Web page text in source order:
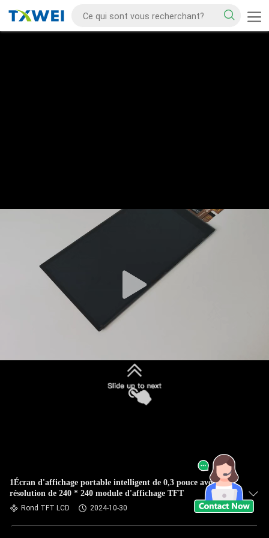
1Écran d'affichage portable intelligent de 0,3 pouce avec une
résolution de 240 * 240 module d'affichage TFT
Rond TFT LCD 2024-10-30